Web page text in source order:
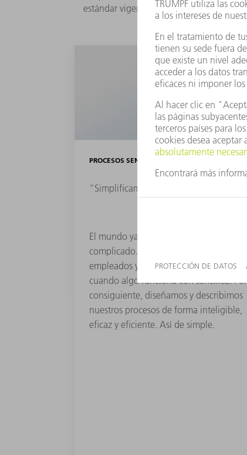
estándar vigente para el conjunto del
PROCESOS SENCILLOS
“Simplificamos las cosas”
El mundo ya es lo suficientemente
complicado. De ahí que nuestros
empleados y socios estén encantados
cuando algo funciona con sencillez. Por
consiguiente, diseñamos y describimos
nuestros procesos de forma inteligible,
eficaz y eficiente. Así de simple.